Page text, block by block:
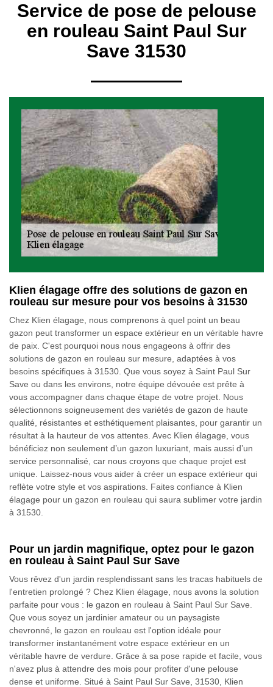
Service de pose de pelouse
en rouleau Saint Paul Sur
Save 31530
Klien élagage offre des solutions de gazon en
rouleau sur mesure pour vos besoins à 31530
Chez Klien élagage, nous comprenons à quel point un beau
gazon peut transformer un espace extérieur en un véritable havre
de paix. C'est pourquoi nous nous engageons à offrir des
solutions de gazon en rouleau sur mesure, adaptées à vos
besoins spécifiques à 31530. Que vous soyez à Saint Paul Sur
Save ou dans les environs, notre équipe dévouée est prête à
vous accompagner dans chaque étape de votre projet. Nous
sélectionnons soigneusement des variétés de gazon de haute
qualité, résistantes et esthétiquement plaisantes, pour garantir un
résultat à la hauteur de vos attentes. Avec Klien élagage, vous
bénéficiez non seulement d’un gazon luxuriant, mais aussi d’un
service personnalisé, car nous croyons que chaque projet est
unique. Laissez-nous vous aider à créer un espace extérieur qui
reflète votre style et vos aspirations. Faites confiance à Klien
élagage pour un gazon en rouleau qui saura sublimer votre jardin
à 31530.
Pour un jardin magnifique, optez pour le gazon
en rouleau à Saint Paul Sur Save
Vous rêvez d'un jardin resplendissant sans les tracas habituels de
l'entretien prolongé ? Chez Klien élagage, nous avons la solution
parfaite pour vous : le gazon en rouleau à Saint Paul Sur Save.
Que vous soyez un jardinier amateur ou un paysagiste
chevronné, le gazon en rouleau est l'option idéale pour
transformer instantanément votre espace extérieur en un
véritable havre de verdure. Grâce à sa pose rapide et facile, vous
n'avez plus à attendre des mois pour profiter d'une pelouse
dense et uniforme. Situé à Saint Paul Sur Save, 31530, Klien